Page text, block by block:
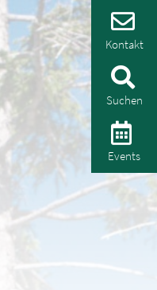
Kontakt
Suchen
Events